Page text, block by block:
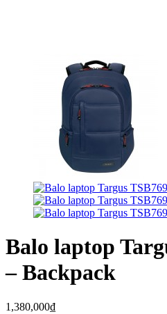
Balo laptop
– Backpack
1,380,000₫